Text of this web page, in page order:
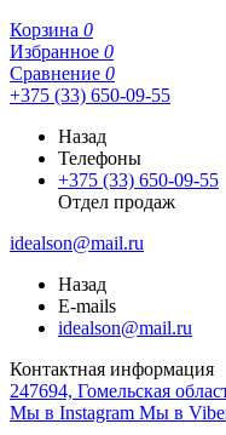
Корзина 0
Избранное 0
Сравнение 0
+375 (33) 650-09-55
Назад
Телефоны
+375 (33) 650-09-55
Отдел продаж
idealson@mail.ru
Назад
E-mails
idealson@mail.ru
Контактная информация
247694, Гомельская
Мы в Instagram Мы в